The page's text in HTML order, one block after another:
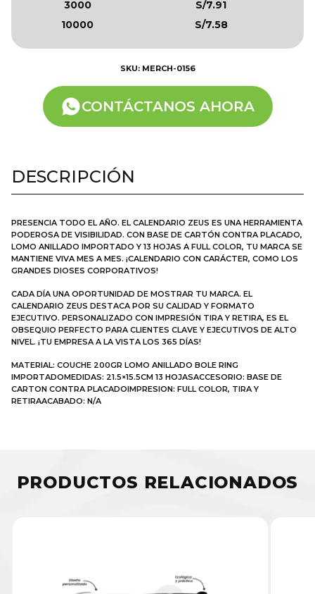
3000
S/7.91
10000
S/7.58
SKU: MERCH-0156
CONTÁCTANOS AHORA
DESCRIPCIÓN
PRESENCIA TODO EL AÑO. EL CALENDARIO ZEUS ES UNA HERRAMIENTA
PODEROSA DE VISIBILIDAD. CON BASE DE CARTÓN CONTRA PLACADO,
LOMO ANILLADO IMPORTADO Y 13 HOJAS A FULL COLOR, TU MARCA SE
MANTIENE VIVA MES A MES. ¡CALENDARIO CON CARÁCTER, COMO LOS
GRANDES DIOSES CORPORATIVOS!
CADA DÍA UNA OPORTUNIDAD DE MOSTRAR TU MARCA. EL
CALENDARIO ZEUS DESTACA POR SU CALIDAD Y FORMATO
EJECUTIVO. PERSONALIZADO CON IMPRESIÓN TIRA Y RETIRA, ES EL
OBSEQUIO PERFECTO PARA CLIENTES CLAVE Y EJECUTIVOS DE ALTO
NIVEL. ¡TU EMPRESA A LA VISTA LOS 365 DÍAS!
MATERIAL: COUCHE 200GR LOMO ANILLADO BOLE RING
IMPORTADOMEDIDAS: 21.5×15.5CM 13 HOJASACCESORIO: BASE DE
CARTON CONTRA PLACADOIMPRESION: FULL COLOR, TIRA Y
RETIRAACABADO: N/A
PRODUCTOS RELACIONADOS